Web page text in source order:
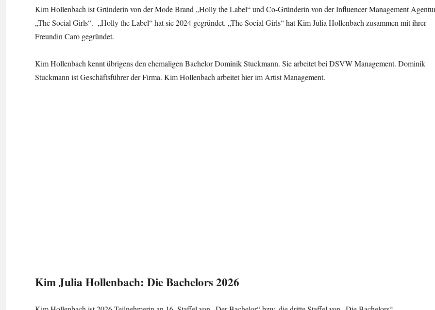
Kim Hollenbach ist Gründerin von der Mode Brand „Holly the Label“ und Co-Gründerin von der Influencer Management
„The Social Girls“. „Holly the Label“ hat sie 2024 gegründet. „The Social Girls“ hat Kim Julia Hollenbach zusammen mit ihrer
Freundin Caro gegründet.
Kim Hollenbach kennt übrigens den ehemaligen Bachelor Dominik Stuckmann. Sie arbeitet bei DSVW Management. Dominik
Stuckmann ist Geschäftsführer der Firma. Kim Hollenbach arbeitet hier im Artist Management.
Kim Julia Hollenbach: Die Bachelors 2026